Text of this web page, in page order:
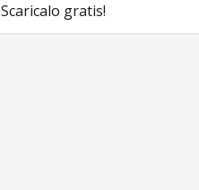
Scaricalo gratis!